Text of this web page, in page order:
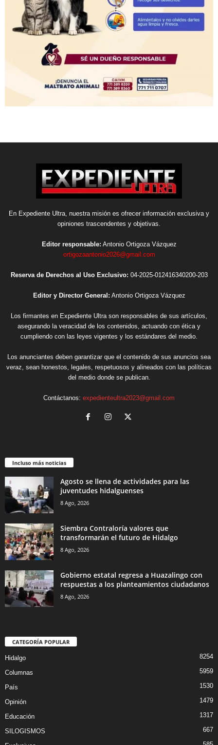
En Expediente Ultra, nuestra misión es ofrecer información exclusiva y
opiniones trascendentes y objetivas.
Editor responsable: Antonio Ortigoza Vázquez
ortigozaantonio2026@gmail.com
Reserva de Derechos al Uso Exclusivo: 04-2025-012416340200-203
Editor y Director General: Antonio Ortigoza Vázquez
Los firmantes en Expediente Ultra son responsables de sus artículos,
asegurando la veracidad de los contenidos, actuando con ética y
cumpliendo con las leyes vigentes y los estándares del medio.
Los anunciantes deben garantizar que el contenido de sus anuncios sea
veraz, sean honestos, legales, respetuosos y alineados con las políticas
del medio donde se publican.
Contáctanos: expedienteultra2023@gmail.com
Incluso más noticias
Agosto se llena de actividades para las
juventudes hidalguenses
8 Ago, 2026
Siembra Contraloría valores que
transformarán el futuro de Hidalgo
8 Ago, 2026
Gobierno estatal regresa a Huazalingo con
respuestas a los planteamientos ciudadanos
8 Ago, 2026
CATEGORÍA POPULAR
Hidalgo 8254
Columnas 5959
País 1530
Opinión 1479
Educación 1317
SILOGISMOS 667